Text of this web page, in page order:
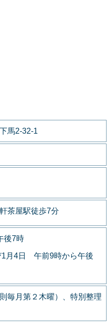
馬2-32-1
茶屋駅徒歩7分
後7時
1月4日 午前9時から午後
毎月第２木曜）、特別整理